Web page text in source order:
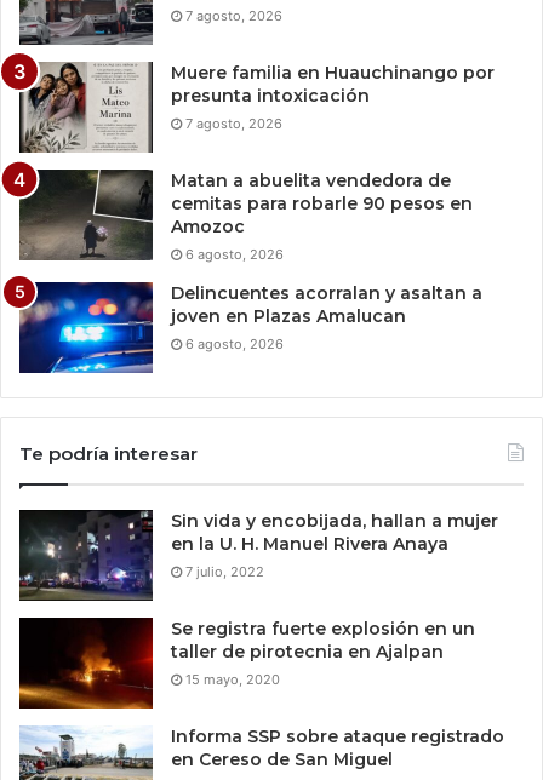
7 agosto, 2026
Muere familia en Huauchinango por
presunta intoxicación
7 agosto, 2026
Matan a abuelita vendedora de
cemitas para robarle 90 pesos en
Amozoc
6 agosto, 2026
Delincuentes acorralan y asaltan a
joven en Plazas Amalucan
6 agosto, 2026
Te podría interesar
Sin vida y encobijada, hallan a mujer
en la U. H. Manuel Rivera Anaya
7 julio, 2022
Se registra fuerte explosión en un
taller de pirotecnia en Ajalpan
15 mayo, 2020
Informa SSP sobre ataque registrado
en Cereso de San Miguel